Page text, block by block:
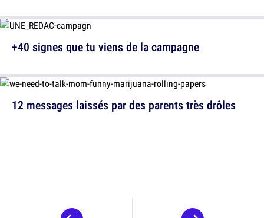
12 messages laissés par des parents très drôles
+40 signes que tu viens de la campagne